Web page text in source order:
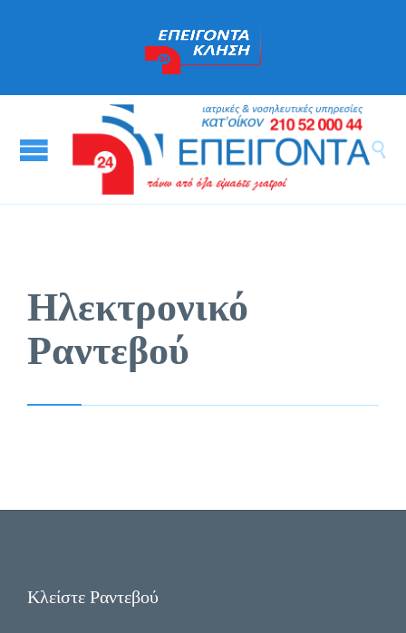

Ηλεκτρονικό
Ραντεβού
Κλείστε Ραντεβού